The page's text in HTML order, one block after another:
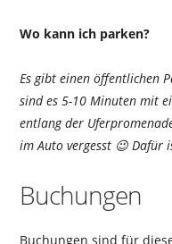
Wo kann ich parken?
Es gibt einen öffentlichen
sind es 5-10 Minuten mit
entlang der
im Auto vergesst 😉 Dafür
Buchungen
Buchungen sind für